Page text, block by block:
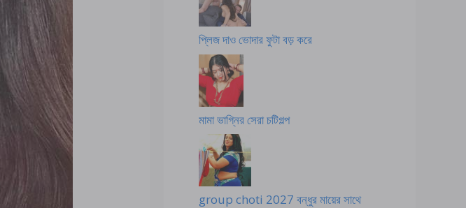
প্লিজ দাও ভোদার ফুটা বড় করে
মামা ভাগ্নির সেরা চটিগল্প
group choti 2027 বন্ধুর মায়ের সাথে